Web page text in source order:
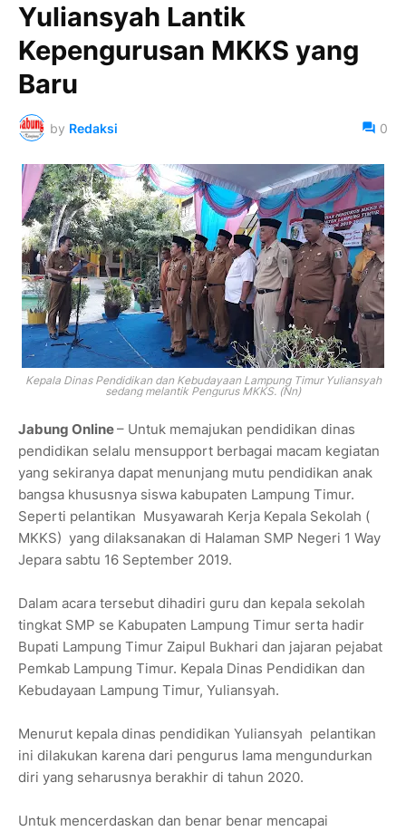
Yuliansyah Lantik
Kepengurusan MKKS yang
Baru
by Redaksi 0
Kepala Dinas Pendidikan dan Kebudayaan Lampung Timur Yuliansyah
sedang melantik Pengurus MKKS. (Nn)
Jabung Online– Untuk memajukan pendidikan dinas
pendidikan selalu mensupport berbagai macam kegiatan
yang sekiranya dapat menunjang mutu pendidikan anak
bangsa khususnya siswa kabupaten Lampung Timur.
Seperti pelantikan Musyawarah Kerja Kepala Sekolah (
MKKS) yang dilaksanakan di Halaman SMP Negeri 1 Way
Jepara sabtu 16 September 2019.
Dalam acara tersebut dihadiri guru dan kepala sekolah
tingkat SMP se Kabupaten Lampung Timur serta hadir
Bupati Lampung Timur Zaipul Bukhari dan jajaran pejabat
Pemkab Lampung Timur. Kepala Dinas Pendidikan dan
Kebudayaan Lampung Timur, Yuliansyah.
Menurut kepala dinas pendidikan Yuliansyah pelantikan
ini dilakukan karena dari pengurus lama mengundurkan
diri yang seharusnya berakhir di tahun 2020.
Untuk mencerdaskan dan benar benar mencapai